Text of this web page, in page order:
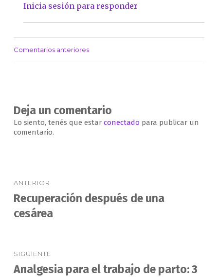
Inicia sesión para responder
Navegación
Comentarios anteriores
Deja un comentario
Lo siento, tenés que estar conectado para publicar un
comentario.
de
entradas
ANTERIOR
Entrada
anterior:
Recuperación después de una
cesárea
SIGUIENTE
Entrada
Analgesia para el trabajo de parto: 3